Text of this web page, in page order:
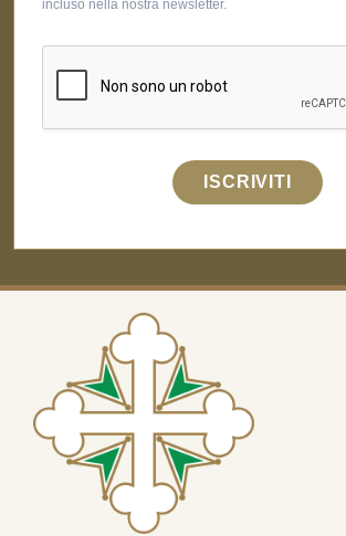
incluso nella nostra newsletter.
ISCRIVITI